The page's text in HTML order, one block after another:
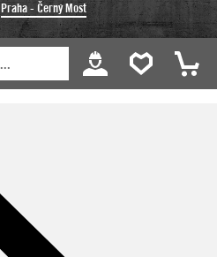
Praha - Černý Most